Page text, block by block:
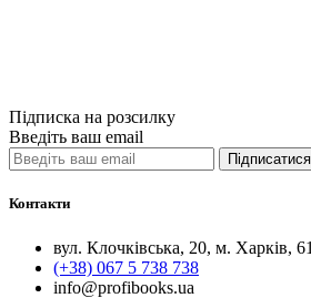
Підписка на розсилку
Введіть ваш email
Підписатися
Контакти
вул. Клочківська, 20, м. Харків,
(+38) 067 5 738 738
info@profibooks.ua